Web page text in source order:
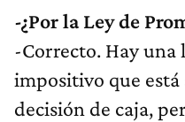
-¿Por la Ley de
-Correcto. Hay
impositivo que
decisión de caja,